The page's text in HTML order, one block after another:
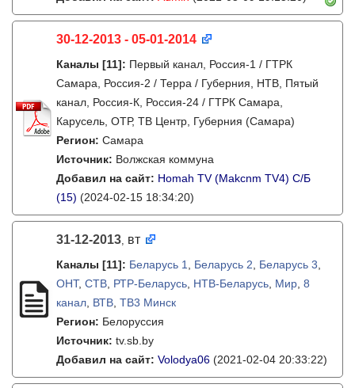
30-12-2013 - 05-01-2014
Каналы [11]: Первый канал, Россия-1 / ГТРК
Самара, Россия-2 / Терра / Губерния, НТВ, Пятый
канал, Россия-К, Россия-24 / ГТРК Самара,
Карусель, ОТР, ТВ Центр, Губерния (Самара)
Регион: Самара
Источник: Волжская коммуна
Добавил на сайт: Homah TV (Makcnm TV4) C/Б
(15) (2024-02-15 18:34:20)
31-12-2013, вт
Каналы [11]: Беларусь 1 Беларусь 2 Беларусь 3
ОНТ, СТВ РТР-Беларусь НТВ-Беларусь Мир 8
канал ВТВ ТВ3 Минск
Регион: Белоруссия
Источник: tv.sb.by
Добавил на сайт: Volodya06 (2021-02-04 20:33:22)